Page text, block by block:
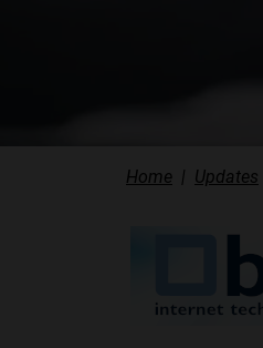
Home Updates